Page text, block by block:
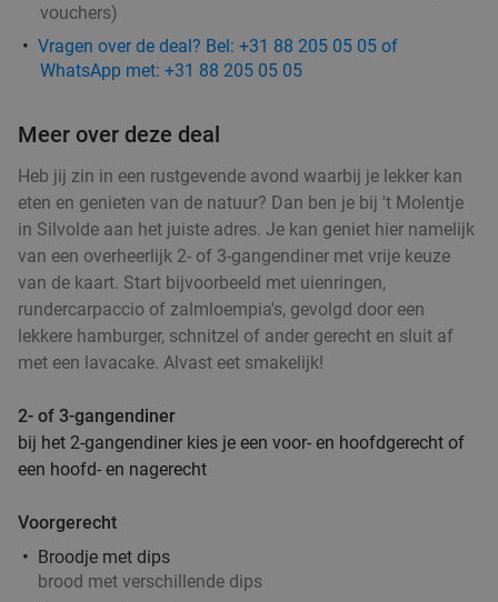
vouchers)
Vragen over de deal? Bel: +31 88 205 05 05 of
WhatsApp met: +31 88 205 05 05
Meer over deze deal
Heb jij zin in een rustgevende avond waarbij je lekker kan
eten en genieten van de natuur? Dan ben je bij 't Molentje
in Silvolde aan het juiste adres. Je kan geniet hier namelijk
van een overheerlijk 2- of 3-gangendiner met vrije keuze
van de kaart. Start bijvoorbeeld met uienringen,
rundercarpaccio of zalmloempia's, gevolgd door een
lekkere hamburger, schnitzel of ander gerecht en sluit af
met een lavacake. Alvast eet smakelijk!
2- of 3-gangendiner
bij het 2-gangendiner kies je een voor- en hoofdgerecht of
een hoofd- en nagerecht
Voorgerecht
Broodje met dips
brood met verschillende dips